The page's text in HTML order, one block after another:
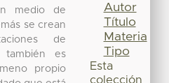
medio de
se crean
de
también es
propio
Autor
Título
Materia
Tipo
Esta
colección